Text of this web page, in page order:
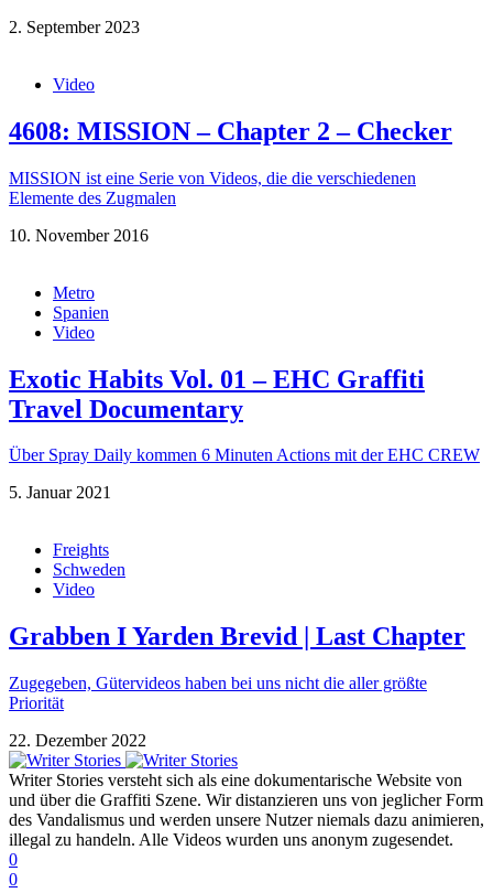
2. September 2023
Video
4608: MISSION – Chapter 2 – Checker
MISSION ist eine Serie von Videos, die die verschiedenen
Elemente des Zugmalen
10. November 2016
Metro
Spanien
Video
Exotic Habits Vol. 01 – EHC Graffiti
Travel Documentary
Über Spray Daily kommen 6 Minuten Actions mit der EHC CREW
5. Januar 2021
Freights
Schweden
Video
Grabben I Yarden Brevid | Last Chapter
Zugegeben, Gütervideos haben bei uns nicht die aller größte
Priorität
22. Dezember 2022
Writer Stories versteht sich als eine dokumentarische Website von
und über die Graffiti Szene. Wir distanzieren uns von jeglicher Form
des Vandalismus und werden unsere Nutzer niemals dazu animieren,
illegal zu handeln. Alle Videos wurden uns anonym zugesendet.
0
0